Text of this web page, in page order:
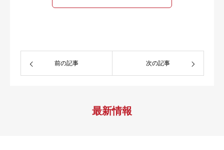
前の記事 次の記事
最新情報